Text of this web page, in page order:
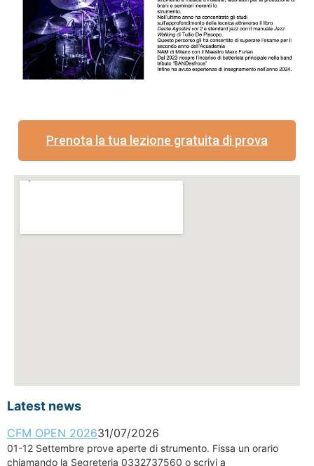
Prenota la tua lezione gratuita di prova
Latest news
CFM OPEN 202631/07/2026
01-12 Settembre prove aperte di strumento. Fissa un orario
chiamando la Segreteria 0332737560 o scrivi a